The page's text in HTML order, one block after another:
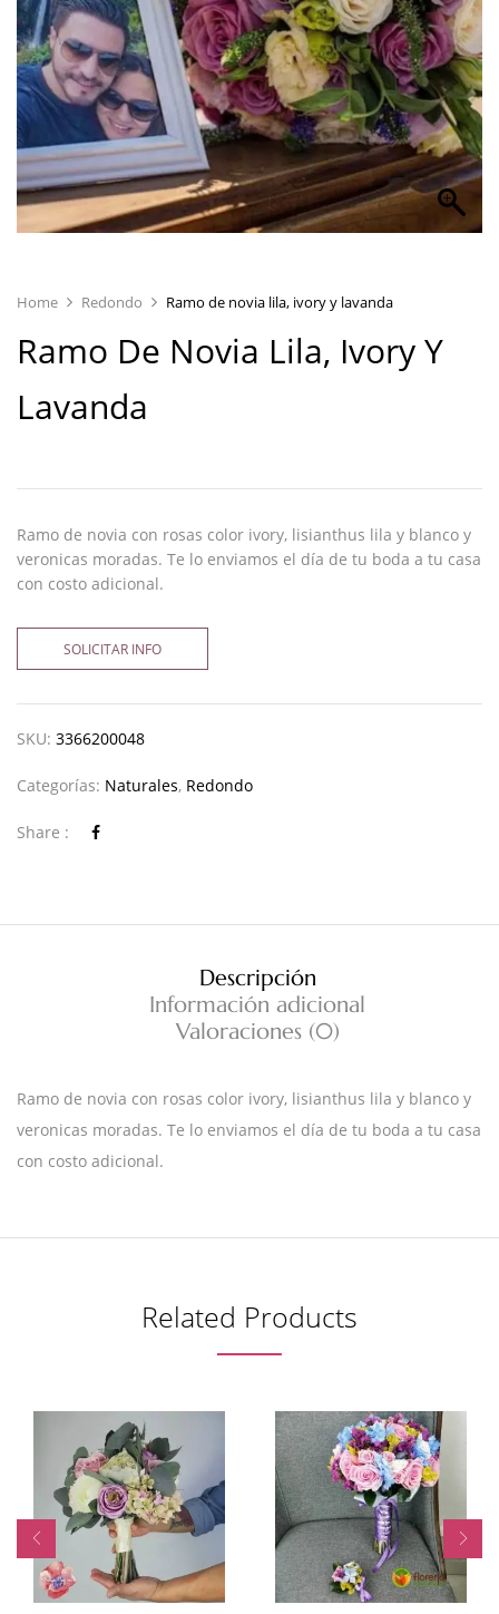
Home Redondo Ramo de novia lila, ivory y lavanda
Ramo De Novia Lila, Ivory Y
Lavanda
Ramo de novia con rosas color ivory, lisianthus lila y blanco y
veronicas moradas. Te lo enviamos el día de tu boda a tu casa
con costo adicional.
SOLICITAR INFO
SKU: 3366200048
Categorías: Naturales, Redondo
Share :
Descripción
Información adicional
Valoraciones (0)
Ramo de novia con rosas color ivory, lisianthus lila y blanco y
veronicas moradas. Te lo enviamos el día de tu boda a tu casa
con costo adicional.
Related Products